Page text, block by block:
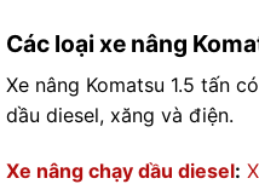
Các loại xe nâng
Xe nâng Komatsu 1.5 tấn
dầu diesel, xăng và điện.
Xe nâng chạy dầu diesel: